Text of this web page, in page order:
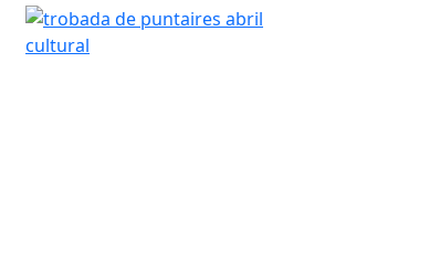
trobada de puntaires abril cultural